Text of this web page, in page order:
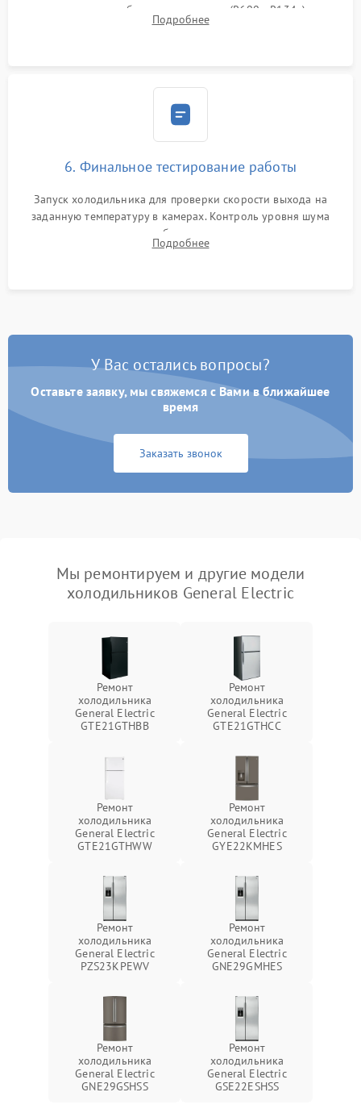
дозированным объемом хладагента (R600a, R134a) по
электронным весам. Контроль рабочего давления в системе.
Подробнее
6. Финальное тестирование работы
Запуск холодильника для проверки скорости выхода на
заданную температуру в камерах. Контроль уровня шума
компрессора, отсутствия обмерзания стенок и корректного
срабатывания системы автоматической оттайки.
Подробнее
У Вас остались вопросы?
Оставьте заявку, мы свяжемся с Вами в ближайшее
время
Заказать звонок
Мы ремонтируем и другие модели
холодильников General Electric
Ремонт
холодильника
General Electric
GTE21GTHBB
Ремонт
холодильника
General Electric
GTE21GTHCC
Ремонт
холодильника
General Electric
GTE21GTHWW
Ремонт
холодильника
General Electric
GYE22KMHES
Ремонт
холодильника
General Electric
PZS23KPEWV
Ремонт
холодильника
General Electric
GNE29GMHES
Ремонт
холодильника
General Electric
GNE29GSHSS
Ремонт
холодильника
General Electric
GSE22ESHSS